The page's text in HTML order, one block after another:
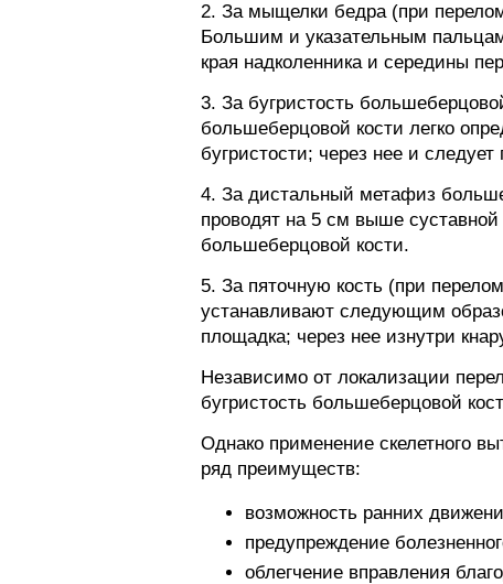
2. За мыщелки бедра (при
Большим и указательным
края надколенника и середины
3. За бугристость
большеберцовой кости легко
бугристости; через нее и следует
4. За дистальный метафиз
проводят на 5 см выше суставной
большеберцовой кости.
5. За пяточную кость (при
устанавливают следующим
площадка; через нее изнутри
Независимо от локализации
бугристость большеберцовой
Однако применение скелетного
ряд преимуществ:
возможность ранних
предупреждение
облегчение вправления